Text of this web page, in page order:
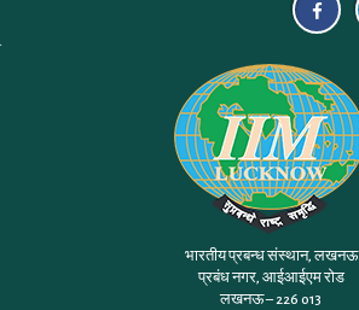
भारतीय प्रबन्ध संस्थान, लखनऊ
प्रबंध नगर, आईआईएम रोड
लखनऊ – 226 013